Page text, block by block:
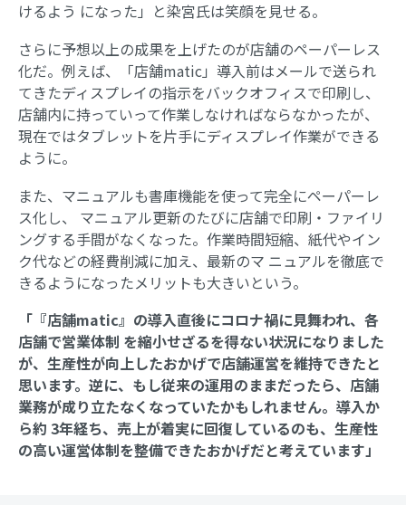
けるよう になった」と染宮氏は笑顔を見せる。
さらに予想以上の成果を上げたのが店舗のペーパーレス
化だ。例えば、「店舗matic」導入前はメールで送られ
てきたディスプレイの指示をバックオフィスで印刷し、
店舗内に持っていって作業しなければならなかったが、
現在ではタブレットを片手にディスプレイ作業ができる
ように。
また、マニュアルも書庫機能を使って完全にペーパーレ
ス化し、 マニュアル更新のたびに店舗で印刷・ファイリ
ングする手間がなくなった。作業時間短縮、紙代やイン
ク代などの経費削減に加え、最新のマ ニュアルを徹底で
きるようになったメリットも大きいという。
「『店舗matic』の導入直後にコロナ禍に見舞われ、各
店舗で営業体制 を縮小せざるを得ない状況になりました
が、生産性が向上したおかげで店舗運営を維持できたと
思います。逆に、もし従来の運用のままだったら、店舗
業務が成り立たなくなっていたかもしれません。導入か
ら約 3年経ち、売上が着実に回復しているのも、生産性
の高い運営体制を整備できたおかげだと考えています」